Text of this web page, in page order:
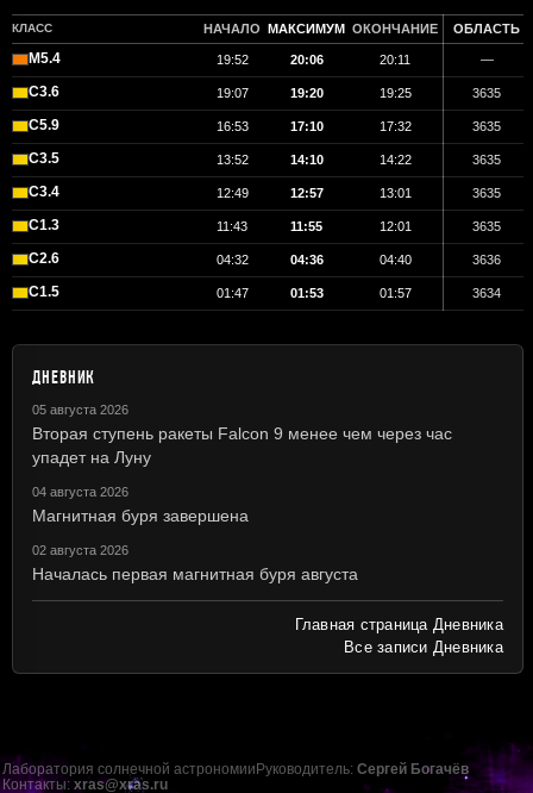
КЛАСС НАЧАЛО МАКСИМУМ ОКОНЧАНИЕ ОБЛАСТЬ
M5.4 19:52 20:06 20:11 —
C3.6 19:07 19:20 19:25 3635
C5.9 16:53 17:10 17:32 3635
C3.5 13:52 14:10 14:22 3635
C3.4 12:49 12:57 13:01 3635
C1.3 11:43 11:55 12:01 3635
C2.6 04:32 04:36 04:40 3636
C1.5 01:47 01:53 01:57 3634
ДНЕВНИК
05 августа 2026
Вторая ступень ракеты Falcon 9 менее чем через час
упадет на Луну
04 августа 2026
Магнитная буря завершена
02 августа 2026
Началась первая магнитная буря августа
Главная страница Дневника
Все записи Дневника
Лаборатория солнечной астрономии Руководитель: Сергей Богачёв
Контакты: xras@xras.ru